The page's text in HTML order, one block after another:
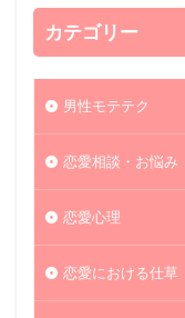
カテゴリー
男性モテテク
恋愛相談・お悩み
恋愛心理
恋愛における仕草